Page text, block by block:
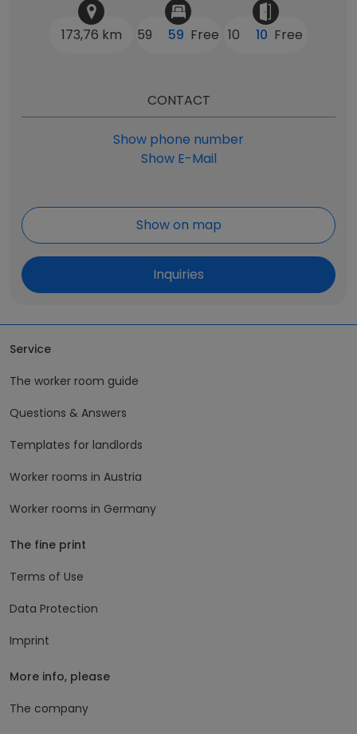
173,76 km 59 59 Free 10 10 Free
CONTACT
Show phone number
Show E-Mail
Show on map
Inquiries
Service
The worker room guide
Questions & Answers
Templates for landlords
Worker rooms in Austria
Worker rooms in Germany
The fine print
Terms of Use
Data Protection
Imprint
More info, please
The company